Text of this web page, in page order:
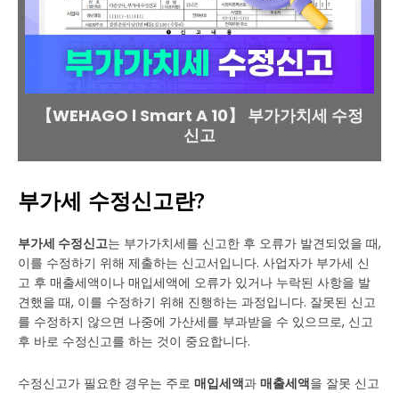
【WEHAGO l Smart A 10】 부가가치세 수정
신고
부가세 수정신고란?
부가세 수정신고는 부가가치세를 신고한 후 오류가 발견되었을 때,
이를 수정하기 위해 제출하는 신고서입니다. 사업자가 부가세 신
고 후 매출세액이나 매입세액에 오류가 있거나 누락된 사항을 발
견했을 때, 이를 수정하기 위해 진행하는 과정입니다. 잘못된 신고
를 수정하지 않으면 나중에 가산세를 부과받을 수 있으므로, 신고
후 바로 수정신고를 하는 것이 중요합니다.
수정신고가 필요한 경우는 주로 매입세액과 매출세액을 잘못 신고